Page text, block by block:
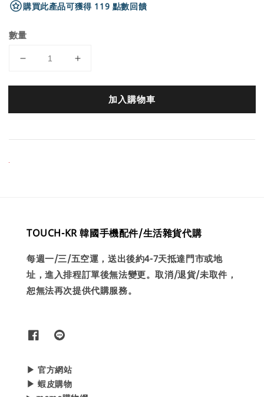
購買此產品可獲得 119 點數回饋
數量
加入購物車
TOUCH-KR 韓國手機配件/生活雜貨代購
每週一/三/五空運，送出後約4-7天抵達門市或地
址，進入排程訂單後無法變更。取消/退貨/未取件，
恕無法再次提供代購服務。
▶ 官方網站
▶ 蝦皮購物